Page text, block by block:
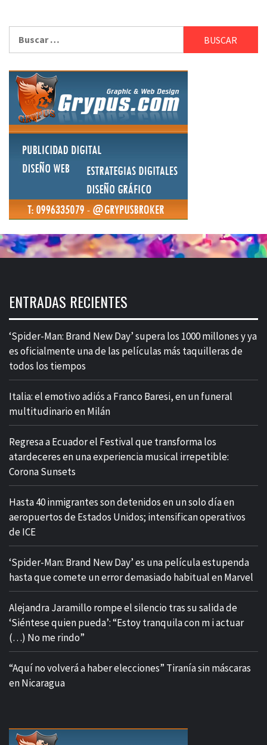
ENTRADAS RECIENTES
‘Spider-Man: Brand New Day’ supera los 1000 millones y ya
es oficialmente una de las películas más taquilleras de
todos los tiempos
Italia: el emotivo adiós a Franco Baresi, en un funeral
multitudinario en Milán
Regresa a Ecuador el Festival que transforma los
atardeceres en una experiencia musical irrepetible:
Corona Sunsets
Hasta 40 inmigrantes son detenidos en un solo día en
aeropuertos de Estados Unidos; intensifican operativos
de ICE
‘Spider-Man: Brand New Day’ es una película estupenda
hasta que comete un error demasiado habitual en Marvel
​Alejandra Jaramillo rompe el silencio tras su salida de
‘Siéntese quien pueda’: “Estoy tranquila con m i actuar
(…) No me rindo”
“Aquí no volverá a haber elecciones” Tiranía sin máscaras
en Nicaragua